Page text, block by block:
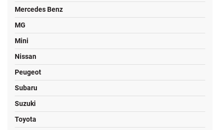
Mercedes Benz
MG
Mini
Nissan
Peugeot
Subaru
Suzuki
Toyota